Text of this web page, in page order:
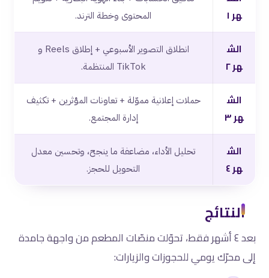
هر ١
المحتوى وخطة الترند.
الش
هر ٢
انطلاق التصوير الأسبوعي + إطلاق Reels و
TikTok المنتظمة.
الش
هر ٣
حملات إعلانية مموّلة + تعاونات المؤثرين + تكثيف
إدارة المجتمع.
الش
هر ٤
تحليل الأداء، مضاعفة ما ينجح، وتحسين معدل
التحويل للحجز.
النتائج
بعد ٤ أشهر فقط، تحوّلت منصّات المطعم من واجهة جامدة
إلى محرّك يومي للحجوزات والزيارات: